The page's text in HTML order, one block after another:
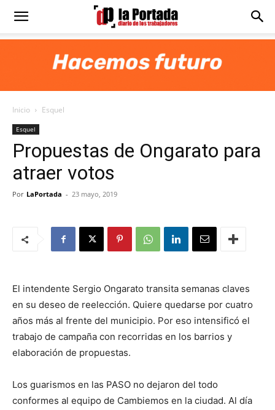
Diario
Portada
Inicio Esquel
Esquel
Propuestas de Ongarato para
atraer votos
Por LaPortada - 23 mayo, 2019
El intendente Sergio Ongarato transita semanas claves
en su deseo de reelección. Quiere quedarse por cuatro
años más al frente del municipio. Por eso intensificó el
trabajo de campaña con recorridas en los barrios y
elaboración de propuestas.
Los guarismos en las PASO no dejaron del todo
conformes al equipo de Cambiemos en la ciudad. Al día